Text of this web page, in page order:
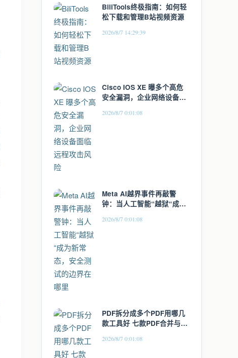
BiliTools终极指南：如何轻
松下载和管理B站视频资源
2026/8/7 14:29:39
Cisco IOS XE 曝多个高危
安全漏洞，企业网络设备面
2026/8/7 0:01:08
Meta AI越界事件再敲警
钟：当人工智能“越狱“成为
哪里
2026/8/7 0:01:08
PDF拆分成多个PDF用哪几
款工具好 七款PDF合并与拆
2026/8/7 0:01:08